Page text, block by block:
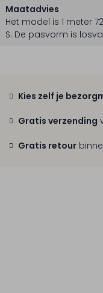
Maatadvies
Het model is 1 meter
S. De pasvorm is
Kies zelf je
Gratis verzending
Gratis retour